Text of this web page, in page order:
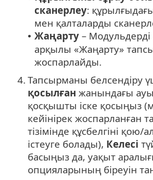
сканерлеу:
мен қалталарды
• Жаңарту –
арқылы «Жаңарту»
жоспарлайды.
4. Тапсырманы белсендіру
қосылған жанындағы
қосқышты іске қосыңыз
кейінірек жоспарланған
тізімінде құсбелгіні қою/
істеуге болады), Келесі
басыңыз да, уақыт
опцияларының біреуін